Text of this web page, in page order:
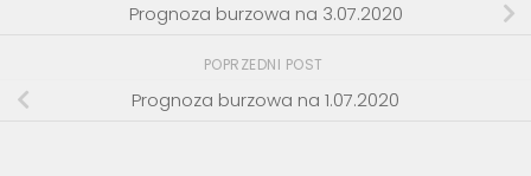
Prognoza burzowa na 3.07.2020
POPRZEDNI POST
Prognoza burzowa na 1.07.2020